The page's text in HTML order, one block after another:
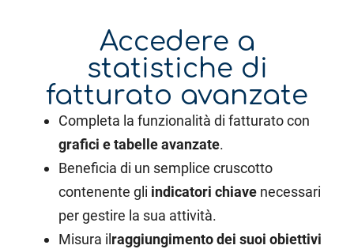
Accedere a
statistiche di
fatturato avanzate
Completa la funzionalità di fatturato con
grafici e tabelle avanzate.
Beneficia di un semplice cruscotto
contenente gli indicatori chiave necessari
per gestire la sua attività.
Misura il raggiungimento dei suoi obiettivi